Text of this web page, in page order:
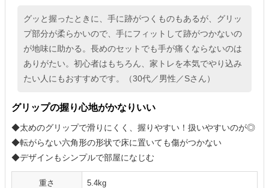
グッと握ったときに、手に跡がつくものもあるが、グリッ
プ部分が柔らかいので、手にフィットして跡がつかないの
が地味に助かる。長めのセットでも手が痛くならないのは
ありがたい。初心者はもちろん、家トレを本気でやり込み
たい人にもおすすめです。（30代／男性／Sさん）
グリップの握り心地がかなりいい
◆太めのグリップで滑りにくく、握りやすい！扱いやすいのが◎
◆転がらない六角形の形状で床に置いても傷がつかない
◆デザインもシンプルで部屋になじむ
重さ 5.4kg